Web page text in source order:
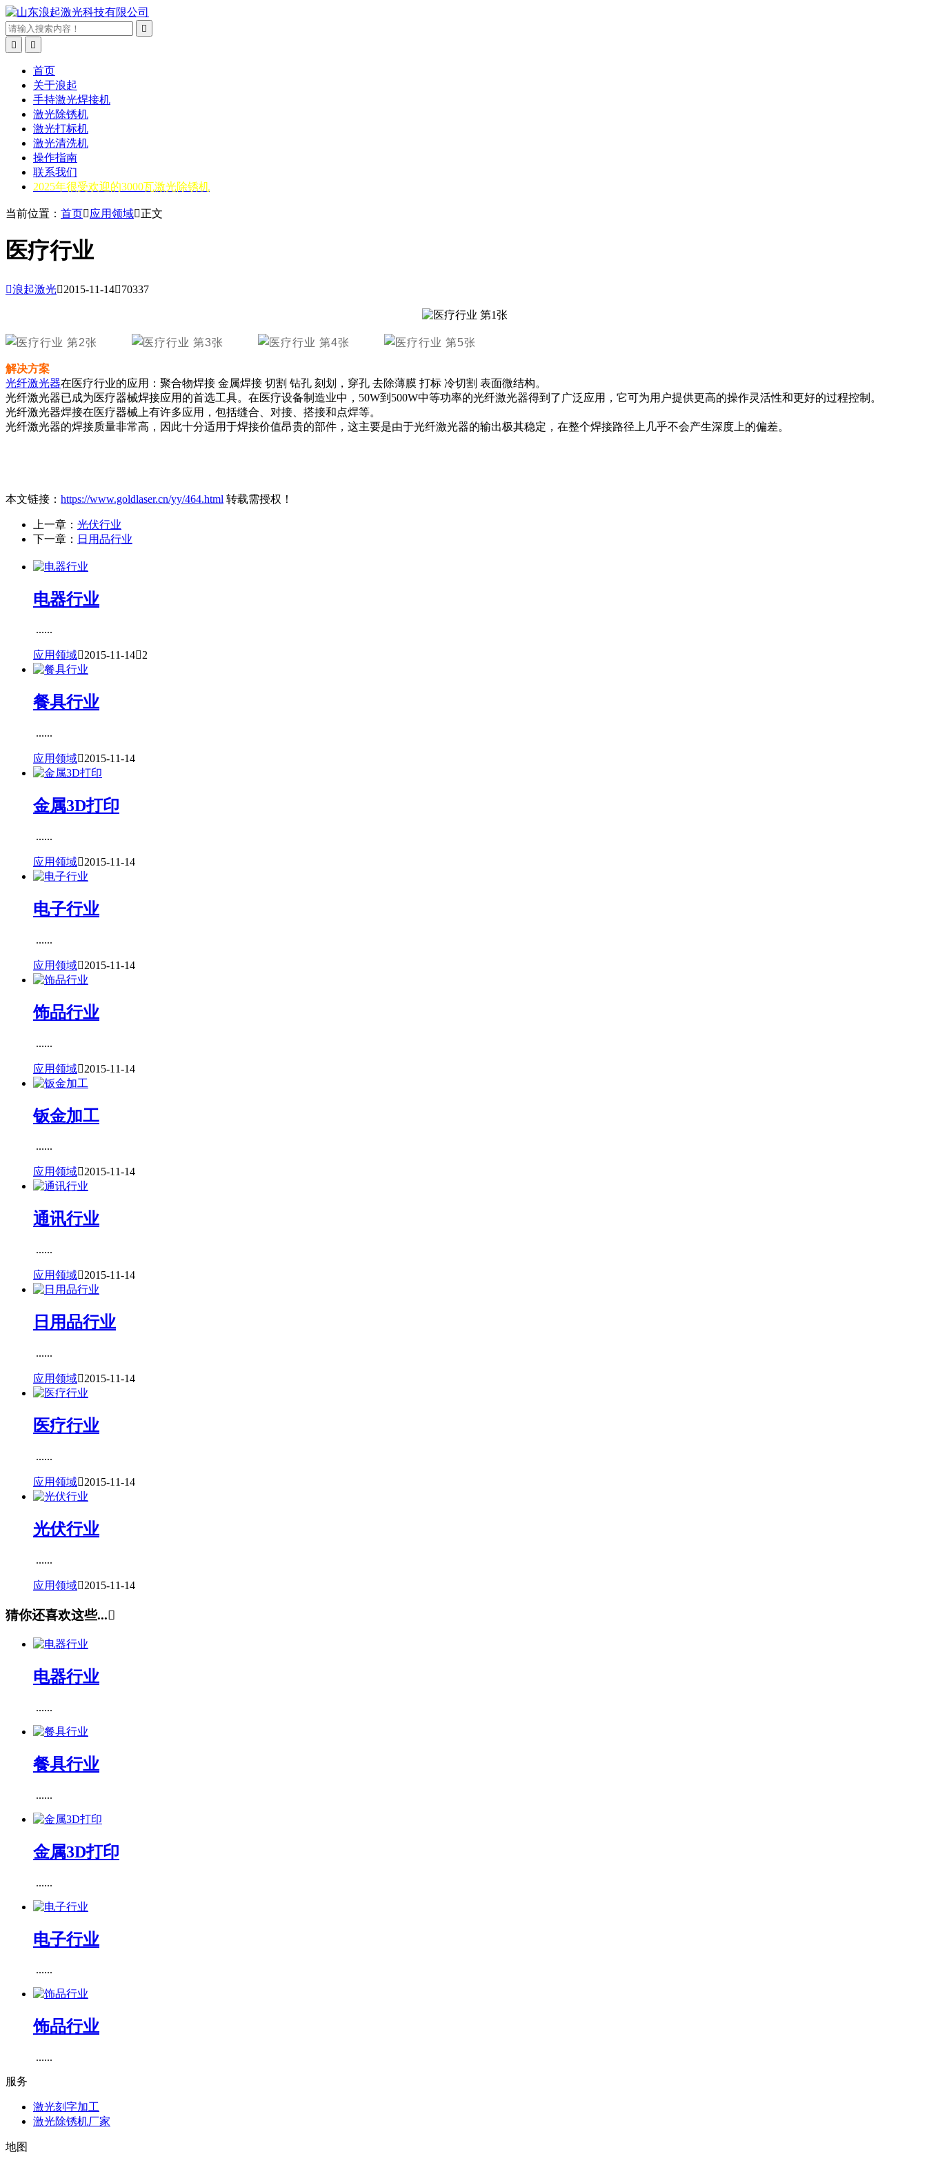



首页
关于浪起
手持激光焊接机
激光除锈机
激光打标机
激光清洗机
操作指南
联系我们
2025年很受欢迎的3000瓦激光除锈机
当前位置： 首页应用领域正文
医疗行业
浪起激光2015-11-1470337
解决方案
光纤激光器在医疗行业的应用：聚合物焊接 金属焊接 切割 钻孔 刻划，穿孔 去除薄膜 打标 冷切割 表面微结构。
光纤激光器已成为医疗器械焊接应用的首选工具。在医疗设备制造业中，50W到500W中等功率的光纤激光器得到了广泛应用，它可为用户提供更高的操作灵活性和更好的过程控制。
光纤激光器焊接在医疗器械上有许多应用，包括缝合、对接、搭接和点焊等。
光纤激光器的焊接质量非常高，因此十分适用于焊接价值昂贵的部件，这主要是由于光纤激光器的输出极其稳定，在整个焊接路径上几乎不会产生深度上的偏差。
本文链接： https://www.goldlaser.cn/yy/464.html 转载需授权！
上一章： 光伏行业
下一章： 日用品行业
电器行业
......
应用领域2015-11-142
餐具行业
......
应用领域2015-11-14
金属3D打印
......
应用领域2015-11-14
电子行业
......
应用领域2015-11-14
饰品行业
......
应用领域2015-11-14
钣金加工
......
应用领域2015-11-14
通讯行业
......
应用领域2015-11-14
日用品行业
......
应用领域2015-11-14
医疗行业
......
应用领域2015-11-14
光伏行业
......
应用领域2015-11-14
猜你还喜欢这些...
电器行业
......
餐具行业
......
金属3D打印
......
电子行业
......
饰品行业
......
服务
激光刻字加工
激光除锈机厂家
地图